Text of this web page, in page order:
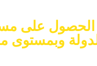
الحصول على
وبمستوى